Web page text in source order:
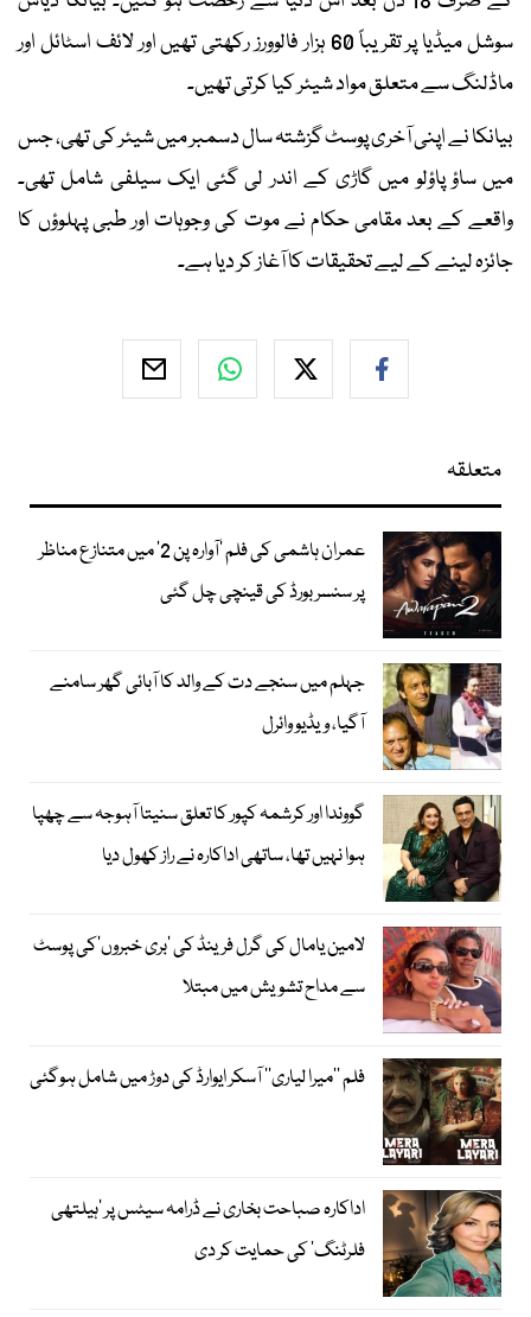
سوشل میڈیا پر تقریباً 60 ہزار فالوورز رکھتی تھیں اور لائف اسٹائل اور
ماڈلنگ سے متعلق مواد شیئر کیا کرتی تھیں۔
بیانکا نے اپنی آخری پوسٹ گزشتہ سال دسمبر میں شیئر کی تھی، جس
میں ساؤ پاؤلو میں گاڑی کے اندر لی گئی ایک سیلفی شامل تھی۔
واقعے کے بعد مقامی حکام نے موت کی وجوہات اور طبی پہلوؤں کا
جائزہ لینے کے لیے تحقیقات کا آغاز کر دیا ہے۔
متعلقہ
عمران ہاشمی کی فلم ’آوارہ پن 2‘ میں متنازع مناظر
پر سنسر بورڈ کی قینچی چل گئی
جہلم میں سنجے دت کے والد کا آبائی گھر سامنے
آگیا، ویڈیو وائرل
گووندا اور کرشمہ کپور کا تعلق سنیتا آہوجہ سے چھپا
ہوا نہیں تھا، ساتھی اداکارہ نے راز کھول دیا
لامین یامال کی گرل فرینڈ کی ’بری خبروں‘کی پوسٹ
سے مداح تشویش میں مبتلا
فلم ’’میرا لیاری‘‘ آسکر ایوارڈ کی دوڑ میں شامل ہوگئی
اداکارہ صباحت بخاری نے ڈرامہ سیٹس پر ’ہیلتھی
فلرٹنگ‘ کی حمایت کر دی